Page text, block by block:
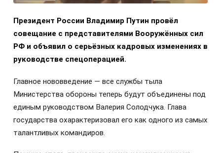
Президент России Владимир Путин провёл
совещание с представителями Вооружённых сил
РФ и объявил о серьёзных кадровых изменениях в
руководстве спецоперацией.
Главное нововведение — все службы тыла
Министерства обороны теперь будут объединены под
единым руководством Валерия Солодчука. Глава
государства охарактеризовал его как одного из самых
талантливых командиров.